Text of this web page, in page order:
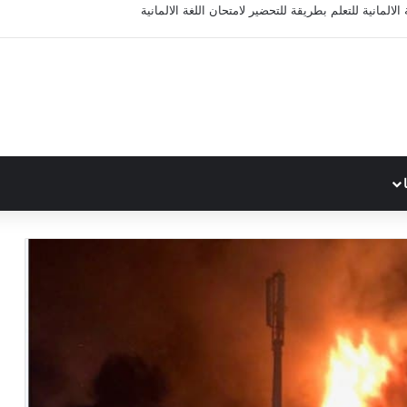
للتعلم بطريقة للتحضير لامتحان اللغة الالمانية